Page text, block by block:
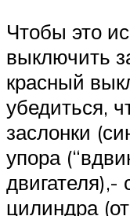
Чтобы это
выключить
красный
убедиться,
заслонки
упора
двигателя),-
цилиндра